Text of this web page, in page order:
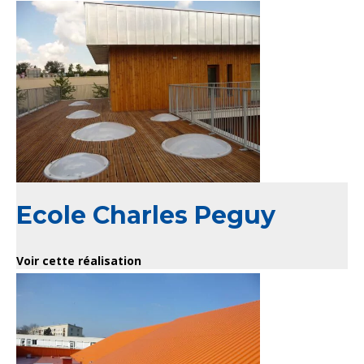
Ecole Charles Peguy
Voir cette réalisation